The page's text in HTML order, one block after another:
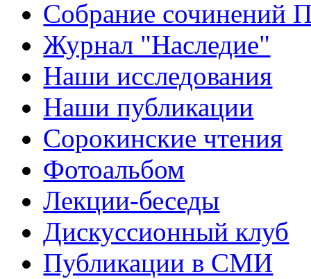
Собрание сочинений
Журнал "Наследие"
Наши исследования
Наши публикации
Сорокинские чтения
Фотоальбом
Лекции-беседы
Дискуссионный клуб
Публикации в СМИ